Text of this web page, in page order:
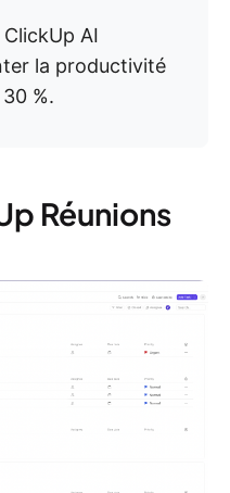
ClickUp AI
la productivité
%.
Réunions